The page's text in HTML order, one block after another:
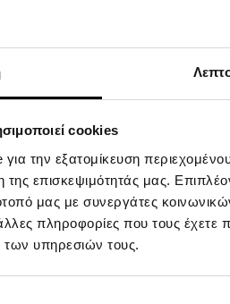
cookies
την εξατομίκευση
της επισκεψιμότητάς μας.
μας με συνεργάτες
πληροφορίες που τους έχετε
υπηρεσιών τους.
επιβράβευσης
όροι και προϋποθέσεις